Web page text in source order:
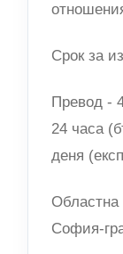
Срок за
Превод -
24 часа
деня
София-